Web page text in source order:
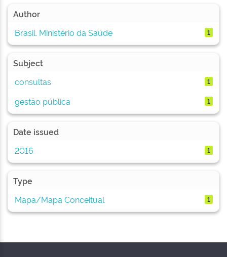
Author
Brasil. Ministério da Saúde
1
Subject
consultas
1
gestão pública 1
Date issued
2016
1
Type
Mapa/Mapa Conceitual
1